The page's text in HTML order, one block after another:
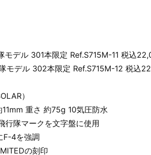
デル 301本限定 Ref.S715M-11 税込
モデル 302本限定 Ref.S715M-12 税込
）
重さ 約75g 10気圧防水
行隊マークを文字盤に使用
F-4を強調
の刻印